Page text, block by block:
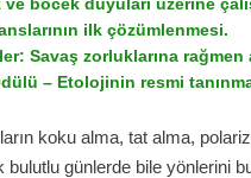
ilk çözümlenmesi.
Savaş zorluklarına
– Etolojinin resmi
koku alma, tat alma,
bulutlu günlerde bile